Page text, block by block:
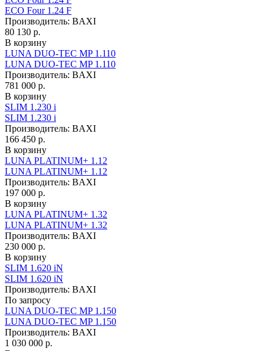
ECO Four 1.24 F
Производитель: BAXI
80 130 р.
В корзину
LUNA DUO-TEC MP 1.110
LUNA DUO-TEC MP 1.110
Производитель: BAXI
781 000 р.
В корзину
SLIM 1.230 i
SLIM 1.230 i
Производитель: BAXI
166 450 р.
В корзину
LUNA PLATINUM+ 1.12
LUNA PLATINUM+ 1.12
Производитель: BAXI
197 000 р.
В корзину
LUNA PLATINUM+ 1.32
LUNA PLATINUM+ 1.32
Производитель: BAXI
230 000 р.
В корзину
SLIM 1.620 iN
SLIM 1.620 iN
Производитель: BAXI
По запросу
LUNA DUO-TEC MP 1.150
LUNA DUO-TEC MP 1.150
Производитель: BAXI
1 030 000 р.